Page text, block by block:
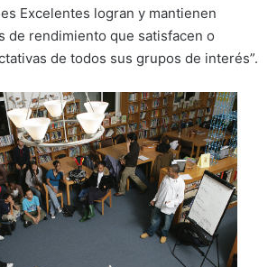
Excelentes logran y mantienen
de rendimiento que satisfacen o
de todos sus grupos de interés”.